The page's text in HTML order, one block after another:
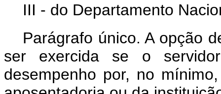
III - do Departamento
Parágrafo único. A opção
ser exercida se o
desempenho por, no